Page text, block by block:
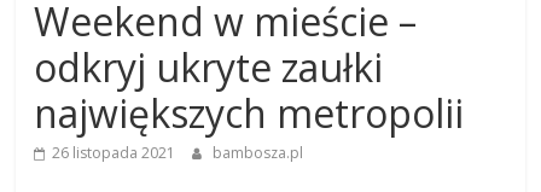
Weekend w mieście –
odkryj ukryte zaułki
największych metropolii
26 listopada 2021 bambosza.pl